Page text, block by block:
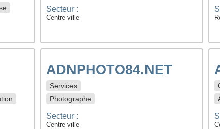
Secteur :
Centre-ville
ADNPHOTO84.NET
Services
Photographe
Secteur :
Centre-ville